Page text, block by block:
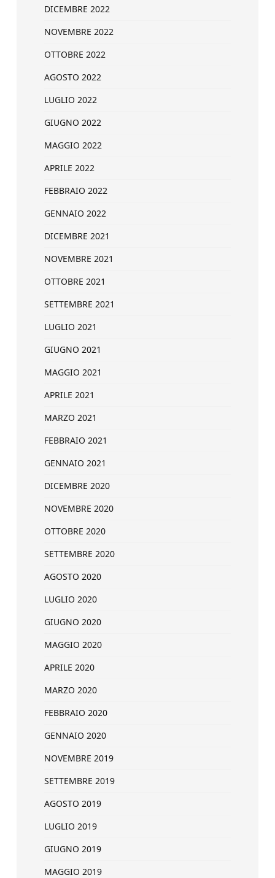
DICEMBRE 2022
NOVEMBRE 2022
OTTOBRE 2022
AGOSTO 2022
LUGLIO 2022
GIUGNO 2022
MAGGIO 2022
APRILE 2022
FEBBRAIO 2022
GENNAIO 2022
DICEMBRE 2021
NOVEMBRE 2021
OTTOBRE 2021
SETTEMBRE 2021
LUGLIO 2021
GIUGNO 2021
MAGGIO 2021
APRILE 2021
MARZO 2021
FEBBRAIO 2021
GENNAIO 2021
DICEMBRE 2020
NOVEMBRE 2020
OTTOBRE 2020
SETTEMBRE 2020
AGOSTO 2020
LUGLIO 2020
GIUGNO 2020
MAGGIO 2020
APRILE 2020
MARZO 2020
FEBBRAIO 2020
GENNAIO 2020
NOVEMBRE 2019
SETTEMBRE 2019
AGOSTO 2019
LUGLIO 2019
GIUGNO 2019
MAGGIO 2019